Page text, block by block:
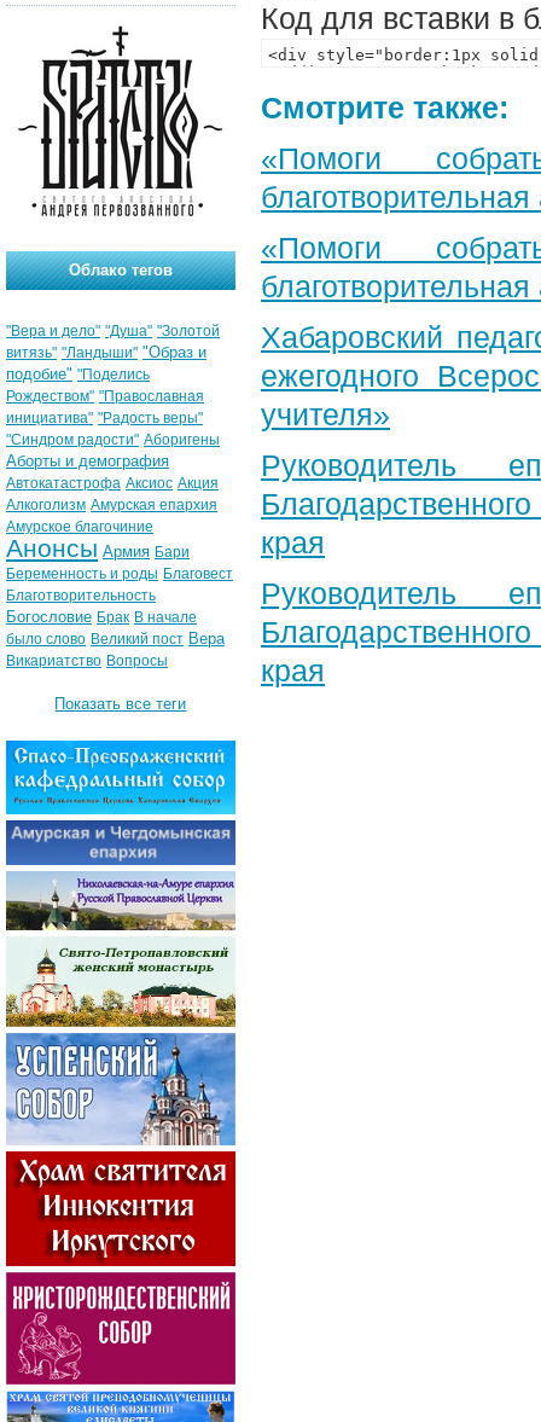
Код для вставки в
Смотрите также:
«Помоги
«Помоги
Хабаровский
ежегодного
учителя»
Руководитель
края
Руководитель
края
Облако тегов
"Вера и дело" "Душа" "Золотой
витязь" "Ландыши" "Образ и
подобие" "Поделись
Рождеством" "Православная
инициатива" "Радость веры"
"Синдром радости" Аборигены
Аборты и демография
Автокатастрофа Аксиос Акция
Алкоголизм Амурская епархия
Амурское благочиние
Анонсы Армия Бари
Беременность и роды Благовест
Благотворительность
Богословие Брак В начале
было слово Великий пост Вера
Викариатство Вопросы
Показать все теги